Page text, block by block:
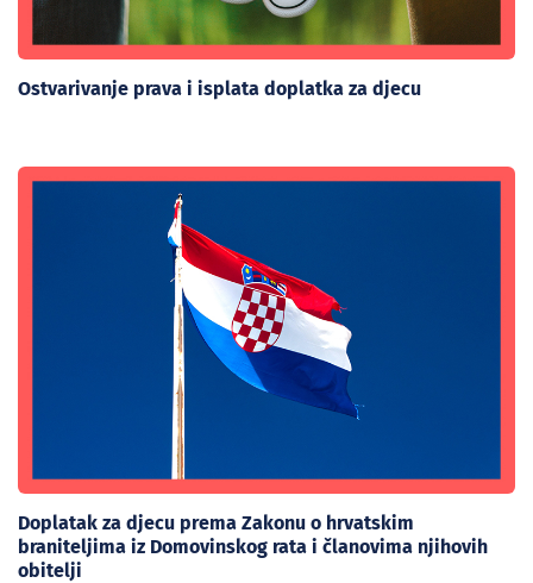
Ostvarivanje prava i isplata doplatka za djecu
Doplatak za djecu prema Zakonu o hrvatskim
braniteljima iz Domovinskog rata i članovima njihovih
obitelji